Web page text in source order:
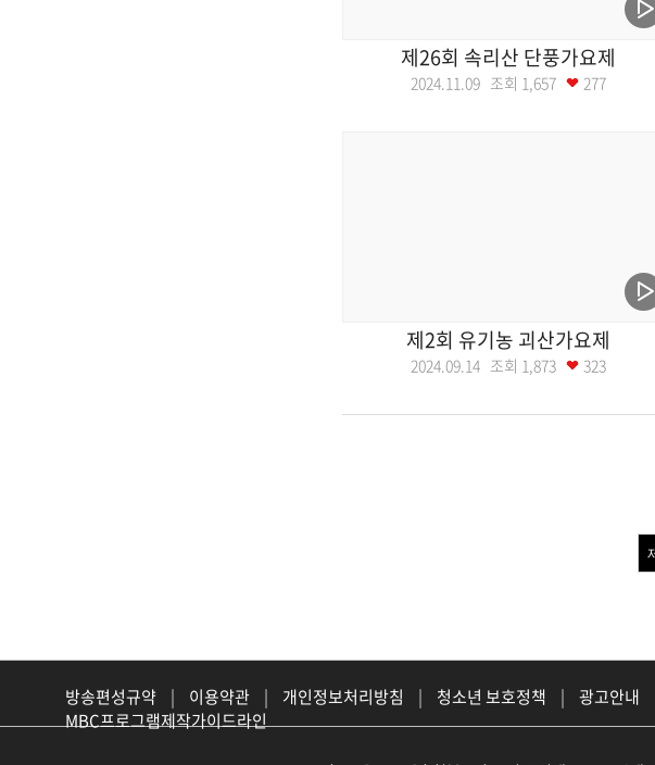
제26회 속리산 단풍가요제
2024.11.09 조회 1,657 277
제2회 유기농 괴산가요제
2024.09.14 조회 1,873 323
방송편성규약 | 이용약관 | 개인정보처리방침 | 청소년 보호정책 | 광고안내
MBC프로그램제작가이드라인